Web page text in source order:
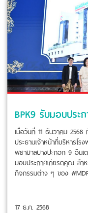
เมื่อวันที่ 11 ธันวาคม
ประธานเจ้าหน้าที่บริหารโร
พยาบาลบางปะกอก 9 อินเ
มอบประกาศเกียรติคุณ สำ
กิจกรรมต่าง ๆ ของ
17 ธ.ค. 2568